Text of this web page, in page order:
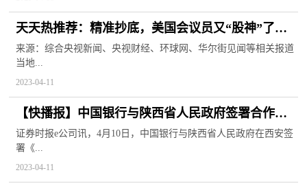
天天热推荐：精准抄底，美国会议员又“股神”了！
确诊超万例，泰国这一急性传染病扩散！
来源：综合央视新闻、央视财经、环球网、华尔街见闻等相关报道
当地...
2023-04-11
【快播报】中国银行与陕西省人民政府签署合作备
忘录
证券时报e公司讯，4月10日，中国银行与陕西省人民政府在西安签
署《...
2023-04-11